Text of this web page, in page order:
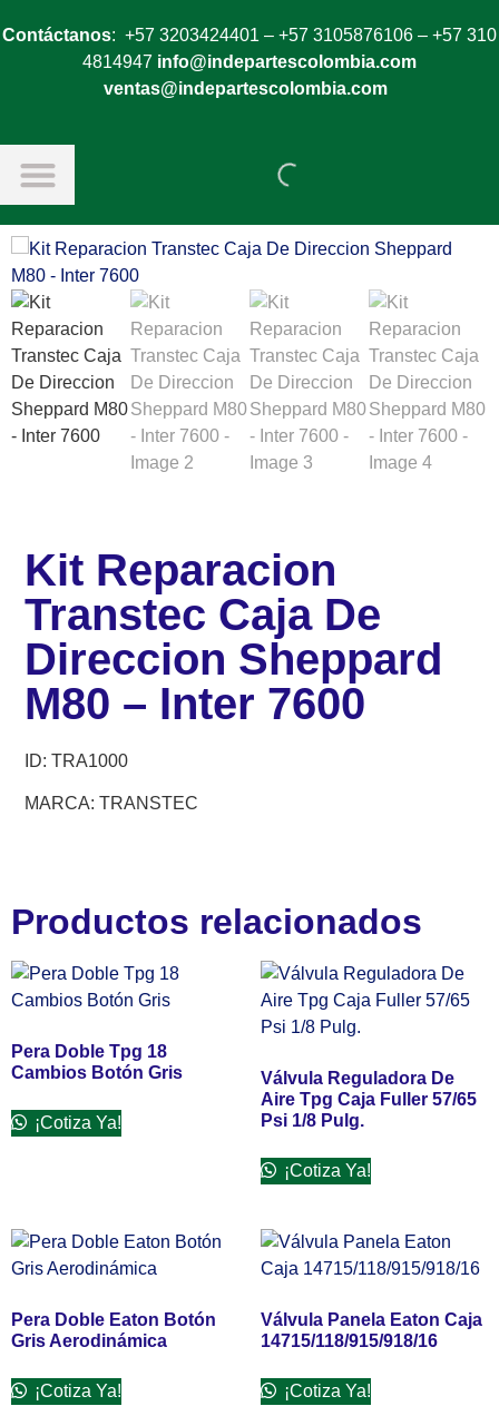
Contáctanos: +57 3203424401 – +57 3105876106 – +57 310
4814947 info@indepartescolombia.com
ventas@indepartescolombia.com
Kit Reparacion
Transtec Caja De
Direccion Sheppard
M80 – Inter 7600
ID: TRA1000
MARCA: TRANSTEC
Productos relacionados
Pera Doble Tpg 18
Cambios Botón Gris
¡Cotiza Ya!
Válvula Reguladora De
Aire Tpg Caja Fuller 57/65
Psi 1/8 Pulg.
¡Cotiza Ya!
Pera Doble Eaton Botón
Gris Aerodinámica
¡Cotiza Ya!
Válvula Panela Eaton Caja
14715/118/915/918/16
¡Cotiza Ya!